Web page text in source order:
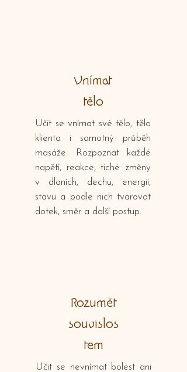
Vnímat
tělo
Učit se vnímat své tělo, tělo
klienta i samotný průběh
masáže. Rozpoznat každé
napětí, reakce, tiché změny
v dlaních, dechu, energii,
stavu a podle nich tvarovat
dotek, směr a další postup.
Rozumět
souvislos
tem
Učit se nevnímat bolest ani